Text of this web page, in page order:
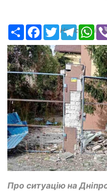
РесурсFacebook
Twitter
Надіслав:
Про ситуацію на